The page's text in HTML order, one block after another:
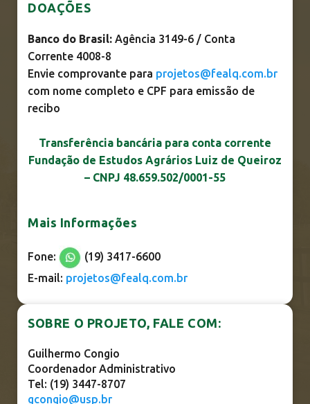
DOAÇÕES
Banco do Brasil: Agência 3149-6 / Conta
Corrente 4008-8
Envie comprovante para projetos@fealq.com.br
com nome completo e CPF para emissão de
recibo
Transferência bancária para conta corrente
Fundação de Estudos Agrários Luiz de Queiroz
– CNPJ 48.659.502/0001-55
Mais Informações
Fone:
(19) 3417-6600
E-mail: projetos@fealq.com.br
SOBRE O PROJETO, FALE COM:
Guilhermo Congio
Coordenador Administrativo
Tel: (19) 3447-8707
gcongio@usp.br